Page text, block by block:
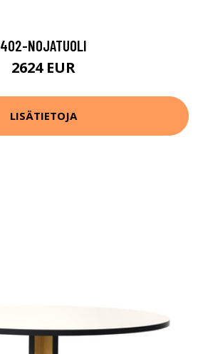
402-NOJATUOLI
2624 EUR
LISÄTIETOJA